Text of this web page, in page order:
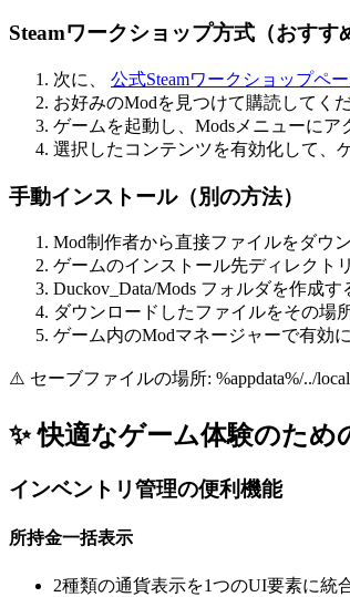
Steamワークショップ方式（おすす
次に、
公式Steamワークショップペ
お好みのModを見つけて購読してくだ
ゲームを起動し、Modsメニューにア
選択したコンテンツを有効化して、
手動インストール（別の方法）
Mod制作者から直接ファイルをダウ
ゲームのインストール先ディレクト
Duckov_Data/Mods フォルダを作成
ダウンロードしたファイルをその場
ゲーム内のModマネージャーで有効
⚠️ セーブファイルの場所: %appdata%/../
✨ 快適なゲーム体験のため
インベントリ管理の便利機能
所持金一括表示
2種類の通貨表示を1つのUI要素に統